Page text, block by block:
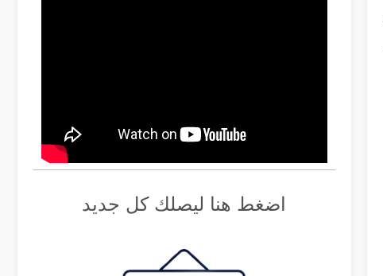
اضغط هنا ليصلك كل جديد